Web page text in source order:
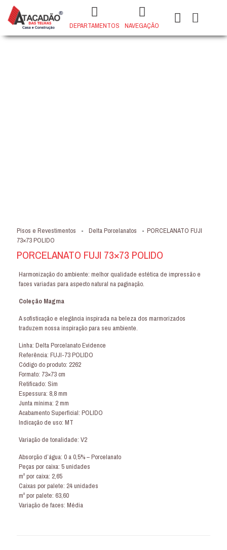
DEPARTAMENTOS NAVEGAÇÃO
Pisos e Revestimentos - Delta Porcelanatos - PORCELANATO FUJI
73×73 POLIDO
PORCELANATO FUJI 73×73 POLIDO
Harmonização do ambiente: melhor qualidade estética de impressão e
faces variadas para aspecto natural na paginação.
Coleção Magma
A sofisticação e elegância inspirada na beleza dos marmorizados
traduzem nossa inspiração para seu ambiente.
Linha: Delta Porcelanato Evidence
Referência: FUJI-73 POLIDO
Código do produto: 2262
Formato: 73×73 cm
Retificado: Sim
Espessura: 8,8 mm
Junta mínima: 2 mm
Acabamento Superficial: POLIDO
Indicação de uso: MT
Variação de tonalidade: V2
Absorção d’água: 0 a 0,5% – Porcelanato
Peças por caixa: 5 unidades
m² por caixa: 2,65
Caixas por palete: 24 unidades
m² por palete: 63,60
Variação de faces: Média